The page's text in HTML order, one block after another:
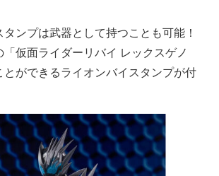
タンプは武器として持つことも可能！
「仮面ライダーリバイ レックスゲノ
とができるライオンバイスタンプが付